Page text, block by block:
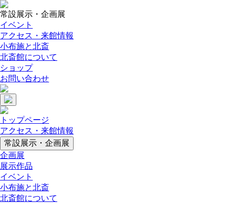
常設展示・企画展
イベント
アクセス・来館情報
小布施と北斎
北斎館について
ショップ
お問い合わせ
トップページ
アクセス・来館情報
常設展示・企画展
企画展
展示作品
イベント
小布施と北斎
北斎館について